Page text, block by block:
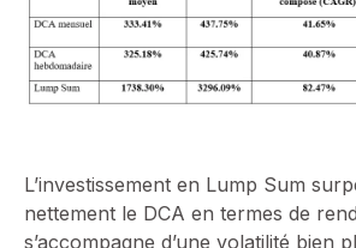
L’investissement en Lump Sum
nettement le DCA en termes de
s’accompagne d’une volatilité bien